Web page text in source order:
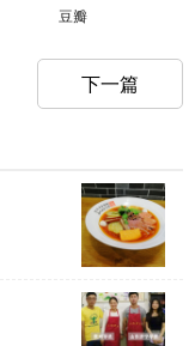
豆瓣
下一篇